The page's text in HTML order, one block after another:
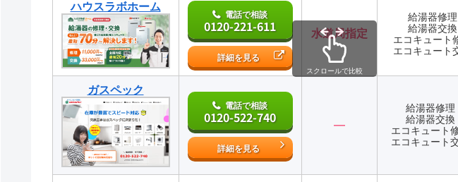
ハウスラボホーム
電話で相談
0120-221-611
詳細を見る
水道局指定
給湯器修
給湯器交
エコキュート
エコキュート
ガスペック
電話で相談
0120-522-740
詳細を見る
―
給湯器修
給湯器交
エコキュート
エコキュート
スクロールで比較